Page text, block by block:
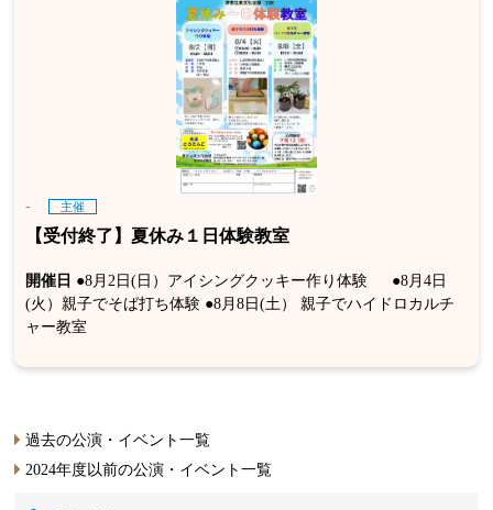
- 主催
【受付終了】夏休み１日体験教室
開催日 ●8月2日(日）アイシングクッキー作り体験 ●8月4日
(火）親子でそば打ち体験 ●8月8日(土） 親子でハイドロカルチ
ャー教室
過去の公演・イベント一覧
2024年度以前の公演・イベント一覧